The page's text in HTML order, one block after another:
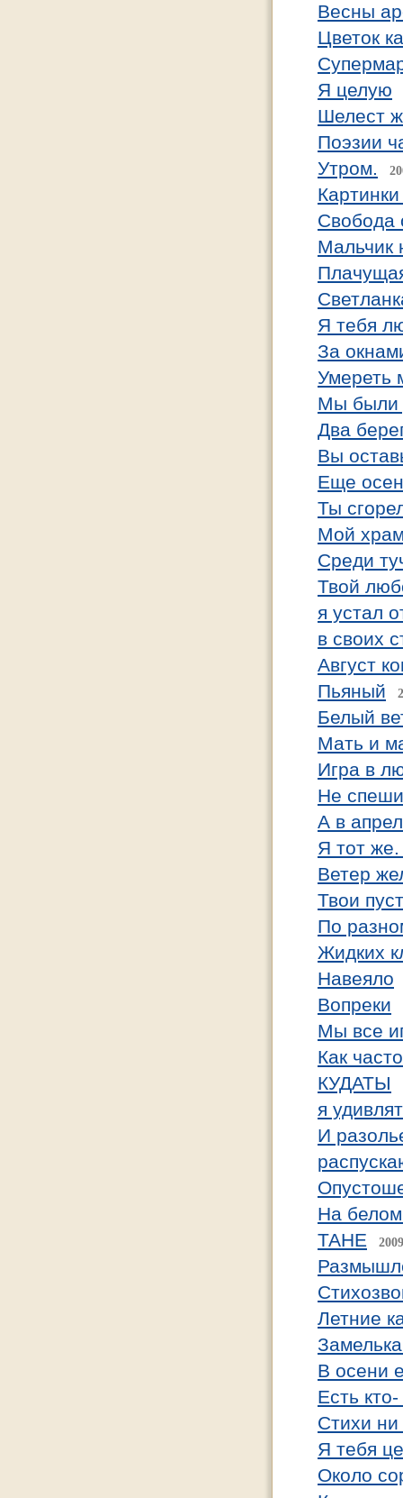
Весны
Цветок
Я целую
Шелест
Поэзии
Утром.
Свобода
Мальчик
Я тебя
За
Умереть
Мы были
Два
Вы
Еще
Ты
Мой
Среди
Твой
я устал
в своих
Август
Пьяный
Белый
Мать и
Игра в
Не
А в
Я тот
Ветер
Твои
По
Жидких
Навеяло
Вопреки
Мы все
Как
КУДАТЫ
я
И
На белом
ТАНЕ
Летние
В осени
Есть
Стихи
Я тебя
Около